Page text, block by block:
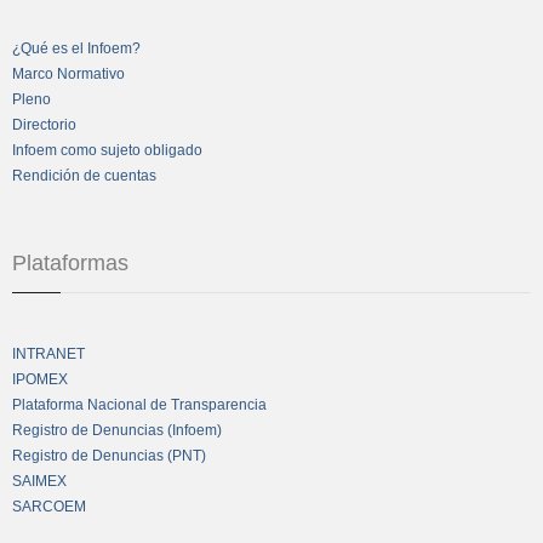
¿Qué es el Infoem?
Marco Normativo
Pleno
Directorio
Infoem como sujeto obligado
Rendición de cuentas
Plataformas
INTRANET
IPOMEX
Plataforma Nacional de Transparencia
Registro de Denuncias (Infoem)
Registro de Denuncias (PNT)
SAIMEX
SARCOEM